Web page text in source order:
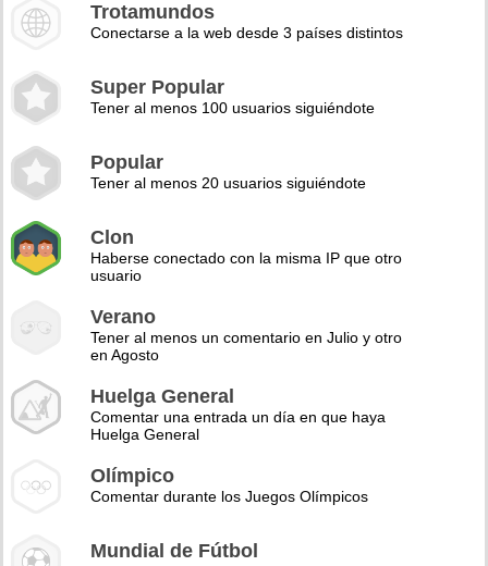
Trotamundos
Conectarse a la web desde 3 países distintos
Super Popular
Tener al menos 100 usuarios siguiéndote
Popular
Tener al menos 20 usuarios siguiéndote
Clon
Haberse conectado con la misma IP que otro
usuario
Verano
Tener al menos un comentario en Julio y otro
en Agosto
Huelga General
Comentar una entrada un día en que haya
Huelga General
Olímpico
Comentar durante los Juegos Olímpicos
Mundial de Fútbol